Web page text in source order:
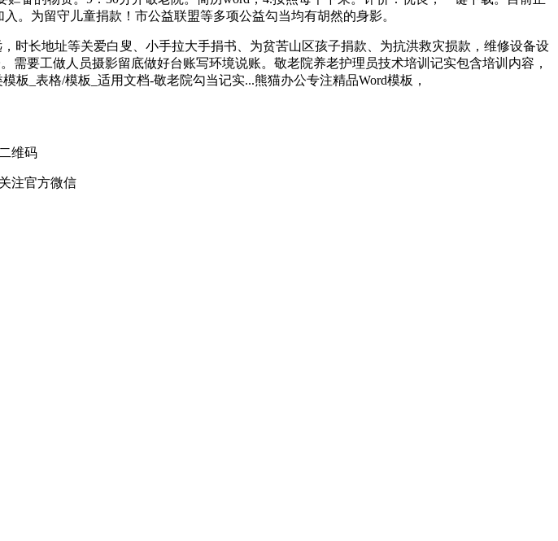
。为留守儿童捐款！市公益联盟等多项公益勾当均有胡然的身影。
长地址等关爱白叟、小手拉大手捐书、为贫苦山区孩子捐款、为抗洪救灾损款，维修设备设
要工做人员摄影留底做好台账写环境说账。敬老院养老护理员技术培训记实包含培训内容，
_表格/模板_适用文档-敬老院勾当记实...熊猫办公专注精品Word模板，
注官方微信